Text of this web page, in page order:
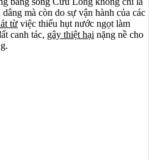
mà còn do sự vận hành của các
từ việc thiếu hụt nước ngọt làm
canh tác, gây thiệt hại nặng nề cho